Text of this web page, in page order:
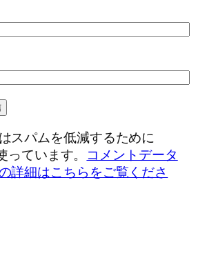
スパムを低減するために
ています。 コメントデータ
詳細はこちらをご覧くださ